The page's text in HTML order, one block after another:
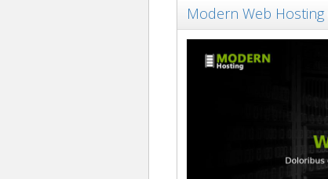
Modern Web Hosting